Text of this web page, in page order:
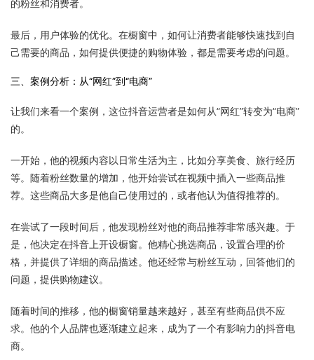
的粉丝和消费者。
最后，用户体验的优化。在橱窗中，如何让消费者能够快速找到自
己需要的商品，如何提供便捷的购物体验，都是需要考虑的问题。
三、案例分析：从“网红”到“电商”
让我们来看一个案例，这位抖音运营者是如何从“网红”转变为“电商”
的。
一开始，他的视频内容以日常生活为主，比如分享美食、旅行经历
等。随着粉丝数量的增加，他开始尝试在视频中插入一些商品推
荐。这些商品大多是他自己使用过的，或者他认为值得推荐的。
在尝试了一段时间后，他发现粉丝对他的商品推荐非常感兴趣。于
是，他决定在抖音上开设橱窗。他精心挑选商品，设置合理的价
格，并提供了详细的商品描述。他还经常与粉丝互动，回答他们的
问题，提供购物建议。
随着时间的推移，他的橱窗销量越来越好，甚至有些商品供不应
求。他的个人品牌也逐渐建立起来，成为了一个有影响力的抖音电
商。